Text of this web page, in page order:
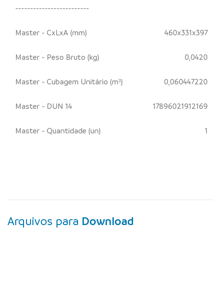
-------------------------
Master - CxLxA (mm) 460x331x397
Master - Peso Bruto (kg) 0,0420
Master - Cubagem Unitário (m³) 0,060447220
Master - DUN 14 17896021912169
Master - Quantidade (un) 1
Arquivos para Download